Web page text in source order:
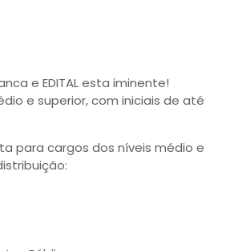
e EDITAL esta iminente!
e superior, com iniciais de até
para cargos dos níveis médio e